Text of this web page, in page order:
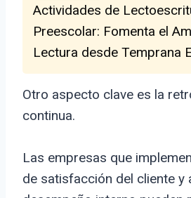
Actividades de
Preescolar: Fomenta el
Lectura desde Temprana
Otro aspecto clave es la
continua.
Las empresas que
de satisfacción del cliente y